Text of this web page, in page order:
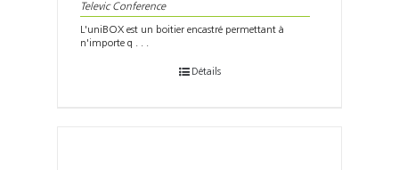
Televic Conference
L'uniBOX est un boitier encastré permettant à
n'importe q . . .
Détails